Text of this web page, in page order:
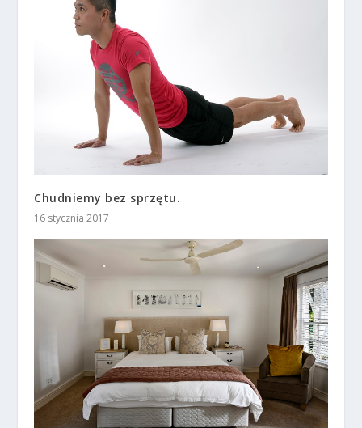
Chudniemy bez sprzętu.
16 stycznia 2017